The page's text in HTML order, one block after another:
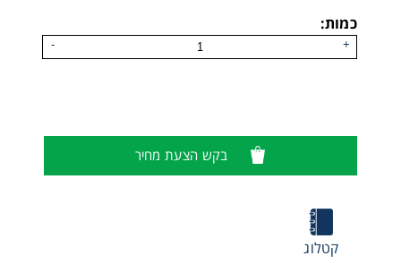
כמות:
+
-
בקש הצעת מחיר
קטלוג
מערכת נשימה סגורה SSR 30/100